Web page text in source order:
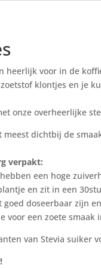
heerlijk voor in de
klontjes en je
onze overheerlijke
dichtbij de
verpakt:
een hoge
en zit in een
goed doseerbaar zijn
voor een zoete smaak
van Stevia suiker